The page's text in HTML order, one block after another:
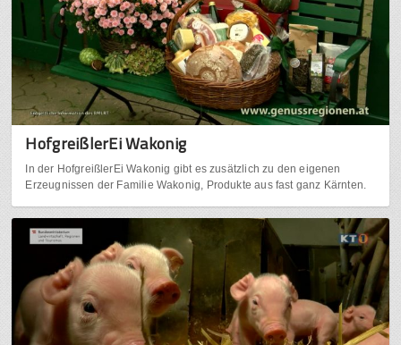
HofgreißlerEi Wakonig
In der HofgreißlerEi Wakonig gibt es zusätzlich zu den eigenen
Erzeugnissen der Familie Wakonig, Produkte aus fast ganz Kärnten.